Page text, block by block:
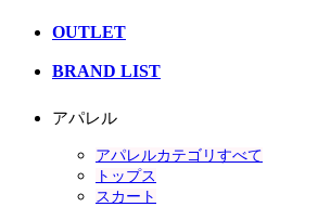
OUTLET
BRAND LIST
アパレル
アパレルカテゴリすべて
トップス
スカート